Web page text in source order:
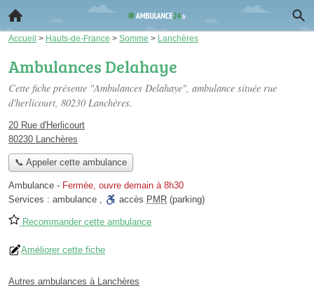
Accueil > Hauts-de-France > Somme > Lanchères
Ambulances Delahaye
Cette fiche présente "Ambulances Delahaye", ambulance située rue
d'herlicourt, 80230 Lanchères.
20 Rue d'Herlicourt
80230 Lanchères
📞 Appeler cette ambulance
Ambulance - Fermée, ouvre demain à 8h30
Services : ambulance , accès PMR (parking)
Recommander cette ambulance
Améliorer cette fiche
Autres ambulances à Lanchères